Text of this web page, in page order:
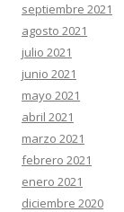
septiembre 2021
agosto 2021
julio 2021
junio 2021
mayo 2021
abril 2021
marzo 2021
febrero 2021
enero 2021
diciembre 2020